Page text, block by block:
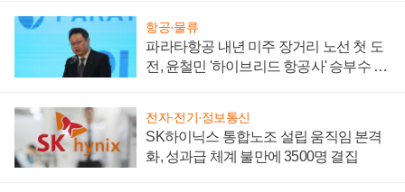
항공·물류
파라타항공 내년 미주 장거리 노선 첫 도
전, 윤철민 '하이브리드 항공사' 승부수 통
전자·전기·정보통신
SK하이닉스 통합노조 설립 움직임 본격
화, 성과급 체계 불만에 3500명 결집